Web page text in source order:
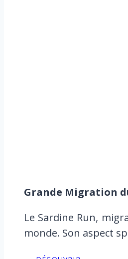
Grande Migration
Le Sardine Run,
monde. Son aspect